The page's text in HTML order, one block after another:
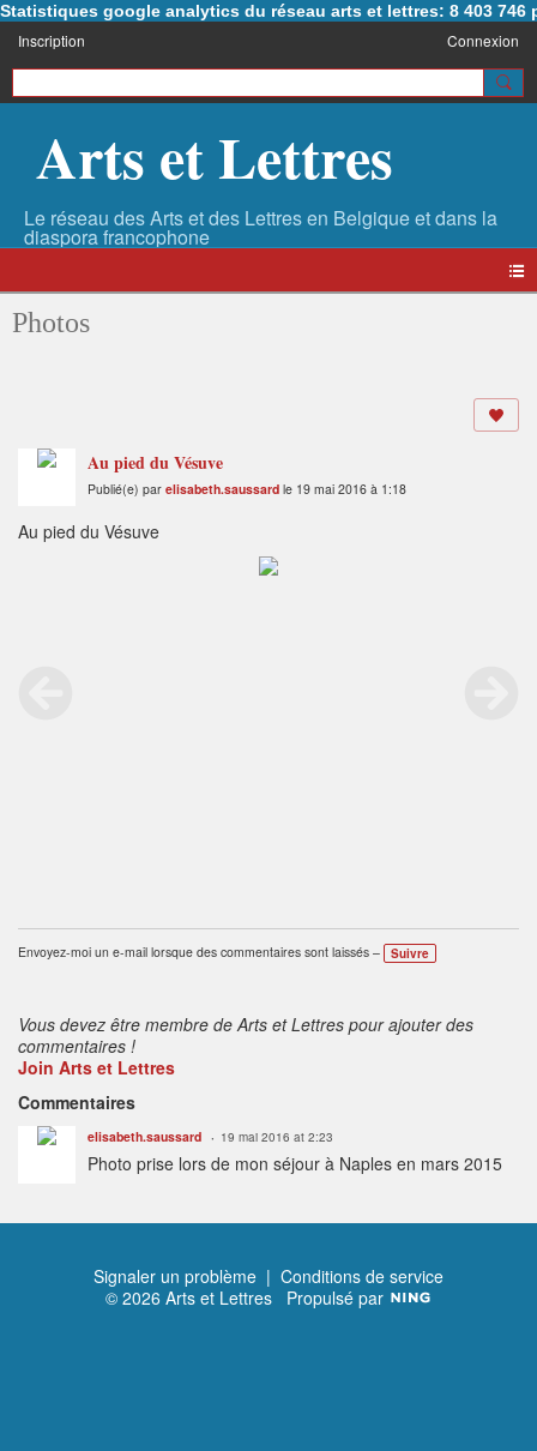
Statistiques google analytics du réseau arts et lettres: 8 403 746
Inscription Connexion
Arts et Lettres
Photos
Au pied du Vésuve
Publié(e) par elisabeth.saussard le 19 mai 2016 à 1:18
Au pied du Vésuve
Envoyez-moi un e-mail lorsque des commentaires sont laissés – Suivre
Vous devez être membre de Arts et Lettres pour ajouter des
commentaires !
Join Arts et Lettres
Commentaires
elisabeth.saussard 19 mai 2016 at 2:23
Photo prise lors de mon séjour à Naples en mars 2015
Signaler un problème | Conditions de service
© 2026 Arts et Lettres Propulsé par